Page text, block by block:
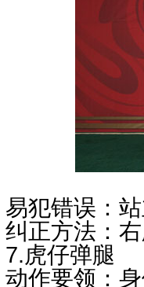
易犯错误：
纠正方法：
7.虎仔弹腿
动作要领：